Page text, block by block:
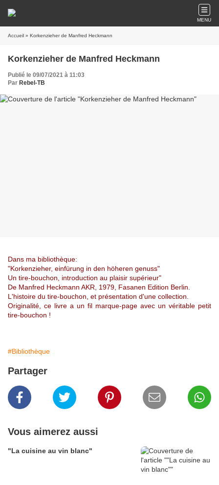
MENU
Accueil » Korkenzieher de Manfred Heckmann
Korkenzieher de Manfred Heckmann
Publié le 09/07/2021 à 11:03
Par Rebel-TB
Dans ma bibliothèque:
"Korkenzieher, einfürung in den höheren genuss"
Un tire-bouchon, introduction au plaisir supérieur"
De Manfred Heckmann AKR, 1979, Fasanen Edition Berlin.
L'histoire du tire-bouchon, et présentation d'une collection.
Originalité, ce livre a un fil marque-page avec un véritable petit
tire-bouchon !
#Bibliothèque
Partager
Vous aimerez aussi
"La cuisine au vin blanc"